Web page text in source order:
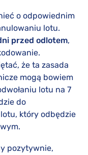
o odpowiednim
lotu.
przed odlotem,
że ta zasada
mogą bowiem
lotu na 7
do
który odbędzie
pozytywnie,